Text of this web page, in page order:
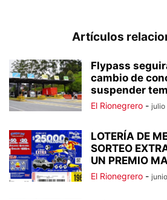
Artículos
Flypass
cambio de
suspender
El Rionegrero - julio
LOTERÍA DE
SORTEO
UN PREMIO
El Rionegrero -